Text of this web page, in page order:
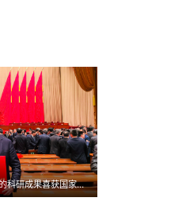
重磅！张立峰校长主持完成的科研成果喜获国家科技进步二等奖